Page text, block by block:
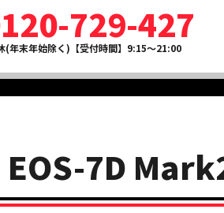
729-427
(年末年始除く)【受付時間】9:15～21:00
7D